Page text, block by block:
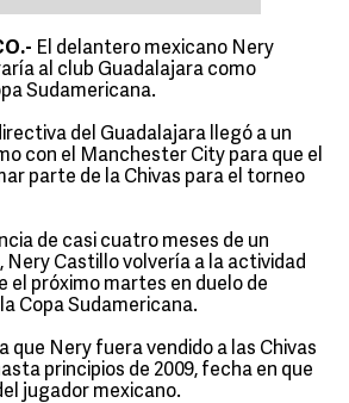
El delantero mexicano Nery
al club Guadalajara como
Sudamericana.
del Guadalajara llegó a un
con el Manchester City para que el
parte de la Chivas para el torneo
de casi cuatro meses de un
Castillo volvería a la actividad
el próximo martes en duelo de
Copa Sudamericana.
que Nery fuera vendido a las Chivas
principios de 2009, fecha en que
jugador mexicano.